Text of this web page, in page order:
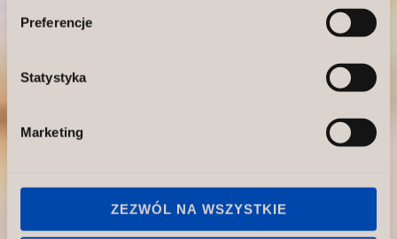
Preferencje
Statystyka
Marketing
ZEZWÓL NA WSZYSTKIE